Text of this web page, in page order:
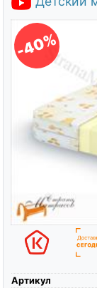
Контакты
Доставка
-40%
Артикул